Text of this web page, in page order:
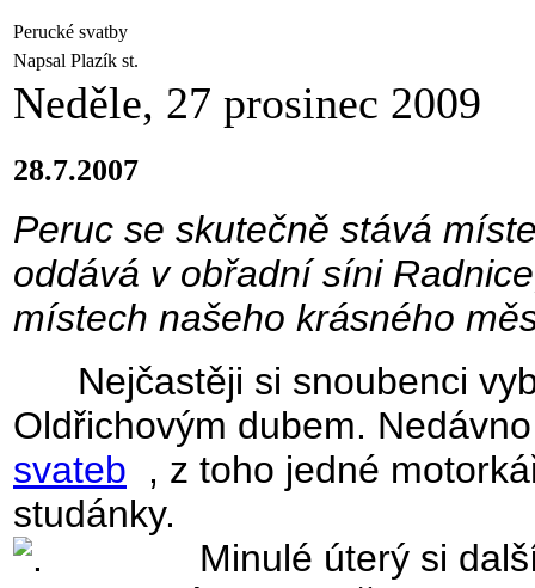
Perucké svatby
Napsal Plazík st.
Neděle, 27 prosinec 2009
28.7.2007
Peruc se skutečně stává
oddává v obřadní síni
místech našeho krásného
Nejčastěji si snoubenci
Oldřichovým dubem.
svateb
, z toho jedné
studánky.
Minulé úterý si